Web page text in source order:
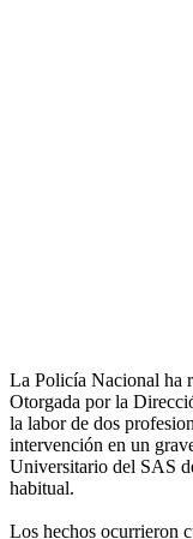
La Policía Nacional ha
Otorgada por la
la labor de dos
intervención en un
Universitario del SAS
habitual.
Los hechos ocurrieron